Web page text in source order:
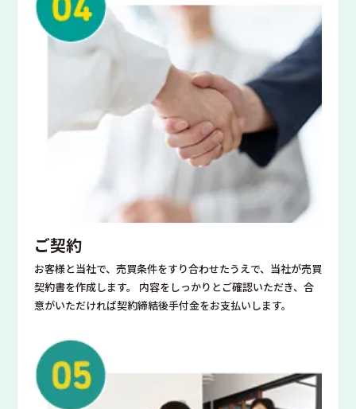
ご契約
お客様と当社で、売買条件をすり合わせたうえで、当社が売買
契約書を作成します。 内容をしっかりとご確認いただき、合
意がいただければ契約締結後手付金をお支払いします。